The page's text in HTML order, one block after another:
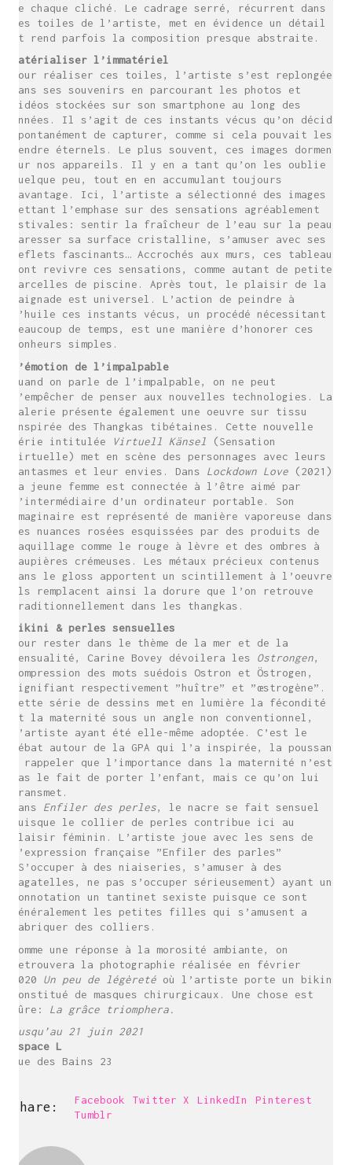
de chaque cliché. Le cadrage serré, récurrent dans
les toiles de l’artiste, met en évidence un détail
et rend parfois la composition presque abstraite.
Matérialiser l’immatériel
Pour réaliser ces toiles, l’artiste s’est replongée
dans ses souvenirs en parcourant les photos et
vidéos stockées sur son smartphone au long des
années. Il s’agit de ces instants vécus qu’on décide
spontanément de capturer, comme si cela pouvait les
rendre éternels. Le plus souvent, ces images dorment
sur nos appareils. Il y en a tant qu’on les oublie
quelque peu, tout en en accumulant toujours
davantage. Ici, l’artiste a sélectionné des images
mettant l’emphase sur des sensations agréablement
estivales: sentir la fraîcheur de l’eau sur la peau,
caresser sa surface cristalline, s’amuser avec ses
reflets fascinants… Accrochés aux murs, ces tableaux
font revivre ces sensations, comme autant de petite
parcelles de piscine. Après tout, le plaisir de la
baignade est universel. L’action de peindre à
l’huile ces instants vécus, un procédé nécessitant
beaucoup de temps, est une manière d’honorer ces
bonheurs simples.
L’émotion de l’impalpable
Quand on parle de l’impalpable, on ne peut
s’empêcher de penser aux nouvelles technologies. La
galerie présente également une oeuvre sur tissu
inspirée des Thangkas tibétaines. Cette nouvelle
série intitulée Virtuell Känsel
(Sensation
virtuelle) met en scène des personnages avec leurs
fantasmes et leur envies. Dans Lockdown Love
(2021),
la jeune femme est connectée à l’être aimé par
l’intermédiaire d’un ordinateur portable. Son
imaginaire est représenté de manière vaporeuse dans
des nuances rosées esquissées par des produits de
maquillage comme le rouge à lèvre et des ombres à
paupières crémeuses. Les métaux précieux contenus
dans le gloss apportent un scintillement à l’oeuvre,
ils remplacent ainsi la dorure que l’on retrouve
traditionnellement dans les thangkas.
Bikini & perles sensuelles
Pour rester dans le thème de la mer et de la
sensualité, Carine Bovey dévoilera les Ostrongen,
compression des mots suédois Ostron et Östrogen,
signifiant respectivement ”huître” et ”œstrogène”.
Cette série de dessins met en lumière la fécondité
et la maternité sous un angle non conventionnel,
l’artiste ayant été elle-même adoptée. C’est le
débat autour de la GPA qui l’a inspirée, la poussant
à rappeler que l’importance dans la maternité n’est
pas le fait de porter l’enfant, mais ce qu’on lui
transmet.
Dans Enfiler des perles, le nacre se fait sensuel
puisque le collier de perles contribue ici au
plaisir féminin. L’artiste joue avec les sens de
l’expression française ”Enfiler des parles”
(S’occuper à des niaiseries, s’amuser à des
bagatelles, ne pas s’occuper sérieusement) ayant une
connotation un tantinet sexiste puisque ce sont
généralement les petites filles qui s’amusent a
fabriquer des colliers.
Comme une réponse à la morosité ambiante, on
retrouvera la photographie réalisée en février
2020 Un peu de légèreté où l’artiste porte un bikini
constitué de masques chirurgicaux. Une chose est
sûre: La grâce triomphera.
Jusqu’au 21 juin 2021
Espace L
Rue des Bains 23
Share: Facebook Twitter X LinkedIn
Pinterest
Tumblr
Carine Bovey